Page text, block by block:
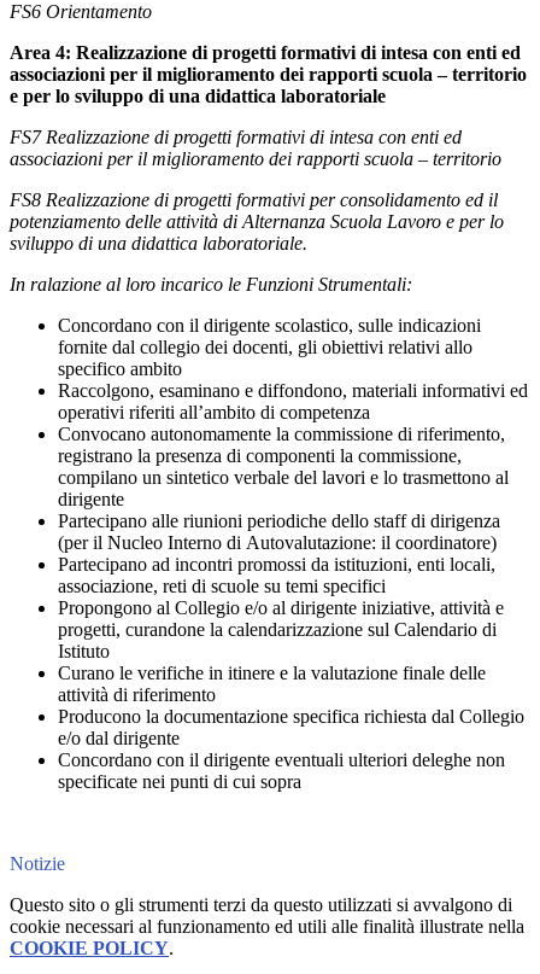
FS6 Orientamento
Area 4: Realizzazione di progetti formativi di intesa con enti ed
associazioni per il miglioramento dei rapporti scuola – territorio
e per lo sviluppo di una didattica laboratoriale
FS7 Realizzazione di progetti formativi di intesa con enti ed
associazioni per il miglioramento dei rapporti scuola – territorio
FS8 Realizzazione di progetti formativi per consolidamento ed il
potenziamento delle attività di Alternanza Scuola Lavoro e per lo
sviluppo di una didattica laboratoriale.
In ralazione al loro incarico le Funzioni Strumentali:
Concordano con il dirigente scolastico, sulle indicazioni
fornite dal collegio dei docenti, gli obiettivi relativi allo
specifico ambito
Raccolgono, esaminano e diffondono, materiali informativi ed
operativi riferiti all’ambito di competenza
Convocano autonomamente la commissione di riferimento,
registrano la presenza di componenti la commissione,
compilano un sintetico verbale del lavori e lo trasmettono al
dirigente
Partecipano alle riunioni periodiche dello staff di dirigenza
(per il Nucleo Interno di Autovalutazione: il coordinatore)
Partecipano ad incontri promossi da istituzioni, enti locali,
associazione, reti di scuole su temi specifici
Propongono al Collegio e/o al dirigente iniziative, attività e
progetti, curandone la calendarizzazione sul Calendario di
Istituto
Curano le verifiche in itinere e la valutazione finale delle
attività di riferimento
Producono la documentazione specifica richiesta dal Collegio
e/o dal dirigente
Concordano con il dirigente eventuali ulteriori deleghe non
specificate nei punti di cui sopra
Notizie
Questo sito o gli strumenti terzi da questo utilizzati si avvalgono di
cookie necessari al funzionamento ed utili alle finalità illustrate nella
COOKIE POLICY.